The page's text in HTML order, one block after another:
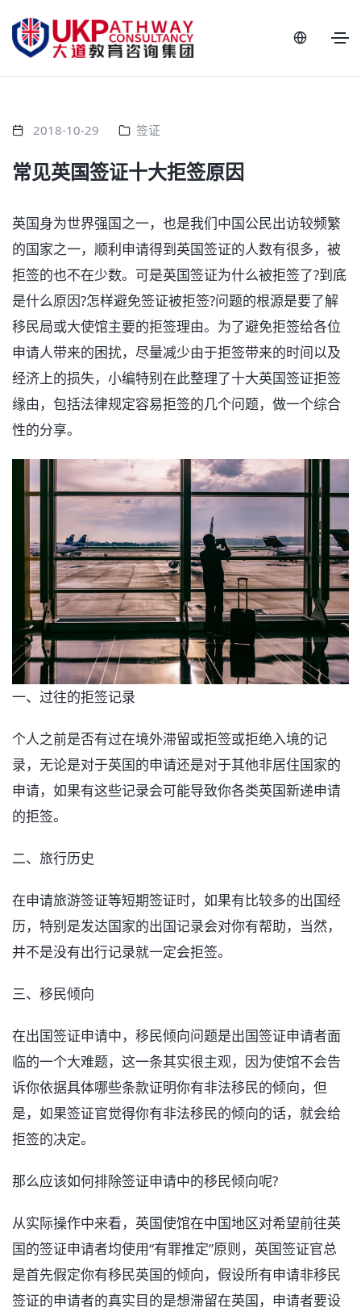
2018-10-29 签证
常见英国签证十大拒签原因
英国身为世界强国之一，也是我们中国公民出访较频繁
的国家之一，顺利申请得到英国签证的人数有很多，被
拒签的也不在少数。可是英国签证为什么被拒签了?到底
是什么原因?怎样避免签证被拒签?问题的根源是要了解
移民局或大使馆主要的拒签理由。为了避免拒签给各位
申请人带来的困扰，尽量减少由于拒签带来的时间以及
经济上的损失，小编特别在此整理了十大英国签证拒签
缘由，包括法律规定容易拒签的几个问题，做一个综合
性的分享。
一、过往的拒签记录
个人之前是否有过在境外滞留或拒签或拒绝入境的记
录，无论是对于英国的申请还是对于其他非居住国家的
申请，如果有这些记录会可能导致你各类英国新递申请
的拒签。
二、旅行历史
在申请旅游签证等短期签证时，如果有比较多的出国经
历，特别是发达国家的出国记录会对你有帮助，当然，
并不是没有出行记录就一定会拒签。
三、移民倾向
在出国签证申请中，移民倾向问题是出国签证申请者面
临的一个大难题，这一条其实很主观，因为使馆不会告
诉你依据具体哪些条款证明你有非法移民的倾向，但
是，如果签证官觉得你有非法移民的倾向的话，就会给
拒签的决定。
那么应该如何排除签证申请中的移民倾向呢?
从实际操作中来看，英国使馆在中国地区对希望前往英
国的签证申请者均使用“有罪推定”原则，英国签证官总
是首先假定你有移民英国的倾向，假设所有申请非移民
签证的申请者的真实目的是想滞留在英国，申请者要设